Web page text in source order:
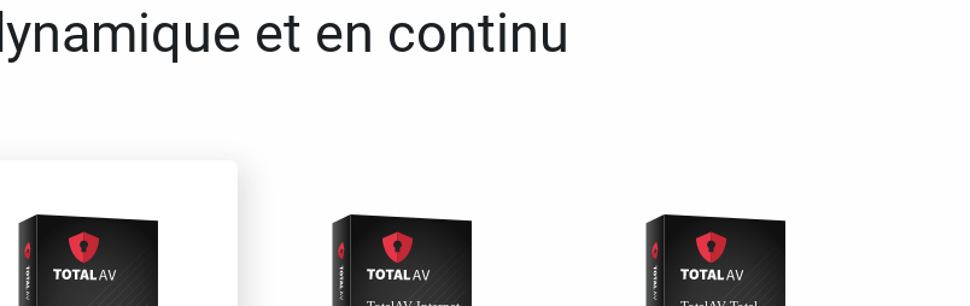
et en continu